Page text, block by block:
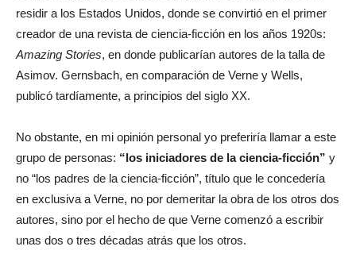
residir a los Estados Unidos, donde se convirtió en el primer
creador de una revista de ciencia-ficción en los años 1920s:
Amazing Stories, en donde publicarían autores de la talla de
Asimov. Gernsbach, en comparación de Verne y Wells,
publicó tardíamente, a principios del siglo XX.
No obstante, en mi opinión personal yo preferiría llamar a este
grupo de personas: “los iniciadores de la ciencia-ficción” y
no “los padres de la ciencia-ficción”, título que le concedería
en exclusiva a Verne, no por demeritar la obra de los otros dos
autores, sino por el hecho de que Verne comenzó a escribir
unas dos o tres décadas atrás que los otros.